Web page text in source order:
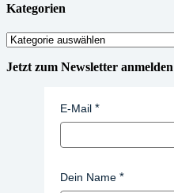
Kategorien
Kategorien
Jetzt zum Newsletter anmelden
E-Mail
Dein Name